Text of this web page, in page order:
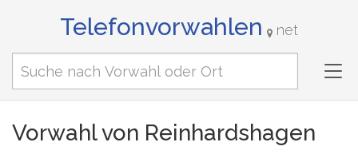
Telefonvorwahlen net
Vorwahl von Reinhardshagen